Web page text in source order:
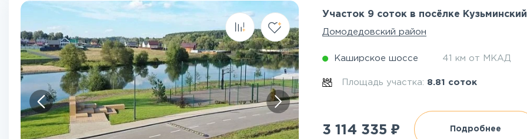
Участок 9 соток в посёлке Кузьминский
Домодедовский район
Каширское шоссе 41 км от МКАД
Площадь участка: 8.81 соток
3 114 335 ₽ Подробнее